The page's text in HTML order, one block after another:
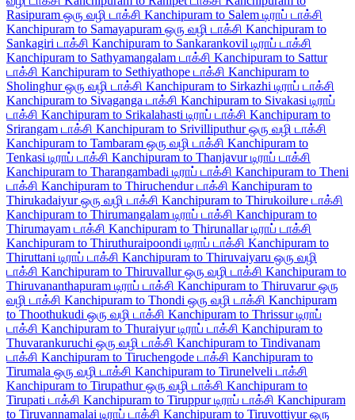
Rasipuram ஒரு வழி டாக்சி Kanchipuram to Salem டிராப் டாக்சி
Kanchipuram to Samayapuram ஒரு வழி டாக்சி Kanchipuram to
Sankagiri டாக்சி Kanchipuram to Sankarankovil டிராப் டாக்சி
Kanchipuram to Sathyamangalam டாக்சி Kanchipuram to Sattur
டாக்சி Kanchipuram to Sethiyathope டாக்சி Kanchipuram to
Sholinghur ஒரு வழி டாக்சி Kanchipuram to Sirkazhi டிராப் டாக்சி
Kanchipuram to Sivaganga டாக்சி Kanchipuram to Sivakasi டிராப்
டாக்சி Kanchipuram to Srikalahasti டிராப் டாக்சி Kanchipuram to
Srirangam டாக்சி Kanchipuram to Srivilliputhur ஒரு வழி டாக்சி
Kanchipuram to Tambaram ஒரு வழி டாக்சி Kanchipuram to
Tenkasi டிராப் டாக்சி Kanchipuram to Thanjavur டிராப் டாக்சி
Kanchipuram to Tharangambadi டிராப் டாக்சி Kanchipuram to Theni
டாக்சி Kanchipuram to Thiruchendur டாக்சி Kanchipuram to
Thirukadaiyur ஒரு வழி டாக்சி Kanchipuram to Thirukoilure டாக்சி
Kanchipuram to Thirumangalam டிராப் டாக்சி Kanchipuram to
Thirumayam டாக்சி Kanchipuram to Thirunallar டிராப் டாக்சி
Kanchipuram to Thiruthuraipoondi டிராப் டாக்சி Kanchipuram to
Thiruttani டிராப் டாக்சி Kanchipuram to Thiruvaiyaru ஒரு வழி
டாக்சி Kanchipuram to Thiruvallur ஒரு வழி டாக்சி Kanchipuram to
Thiruvananthapuram டிராப் டாக்சி Kanchipuram to Thiruvarur ஒரு
வழி டாக்சி Kanchipuram to Thondi ஒரு வழி டாக்சி Kanchipuram
to Thoothukudi ஒரு வழி டாக்சி Kanchipuram to Thrissur டிராப்
டாக்சி Kanchipuram to Thuraiyur டிராப் டாக்சி Kanchipuram to
Thuvarankuruchi ஒரு வழி டாக்சி Kanchipuram to Tindivanam
டாக்சி Kanchipuram to Tiruchengode டாக்சி Kanchipuram to
Tirumala ஒரு வழி டாக்சி Kanchipuram to Tirunelveli டாக்சி
Kanchipuram to Tirupathur ஒரு வழி டாக்சி Kanchipuram to
Tirupati டாக்சி Kanchipuram to Tiruppur டிராப் டாக்சி Kanchipuram
to Tiruvannamalai டிராப் டாக்சி Kanchipuram to Tiruvottiyur ஒரு